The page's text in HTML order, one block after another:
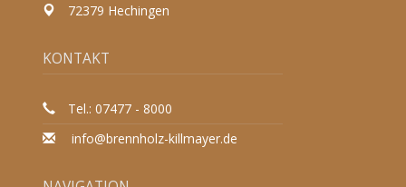
72379 Hechingen
KONTAKT
Tel.: 07477 - 8000
info@brennholz-killmayer.de